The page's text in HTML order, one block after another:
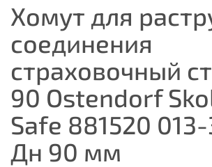
Хомут для
соединения
страховочный
90 Ostendorf
Safe 881520
Дн 90 мм